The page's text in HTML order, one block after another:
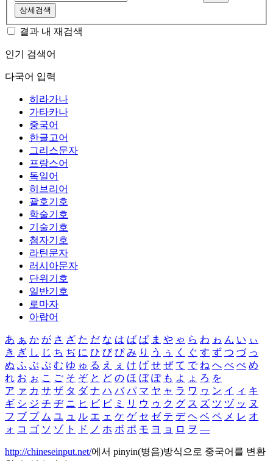
상세검색
결과 내 재검색
인기 검색어
다국어 입력
히라가나
가타카나
중국어
한글고어
그리스문자
프랑스어
독일어
히브리어
괄호기호
학술기호
기술기호
첨자기호
라틴문자
러시아문자
단위기호
일반기호
로마자
아랍어
あ ぁ か が さ ざ た だ な は ば ぱ ま や ゃ ら わ ゎ ん い ぃ
き ぎ し じ ち ぢ に ひ び ぴ み り う ぅ く ぐ す ず つ づ っ
ぬ ふ ぶ ぷ む ゆ ゅ る え ぇ け げ せ ぜ て で ね へ べ ぺ め
れ お ぉ こ ご そ ぞ と ど の ほ ぼ ぽ も よ ょ ろ を
ア ァ カ サ ザ タ ダ ナ ハ バ パ マ ヤ ャ ラ ワ ヮ ン イ ィ キ
ギ シ ジ チ ヂ ニ ヒ ビ ピ ミ リ ウ ゥ ク グ ス ズ ツ ヅ ッ ヌ
フ ブ プ ム ユ ュ ル エ ェ ケ ゲ セ ゼ テ デ ヘ ベ ペ メ レ オ
ォ コ ゴ ソ ゾ ト ド ノ ホ ボ ポ モ ヨ ョ ロ ヲ ―
http://chineseinput.net/에서 pinyin(병음)방식으로 중국어를 변환